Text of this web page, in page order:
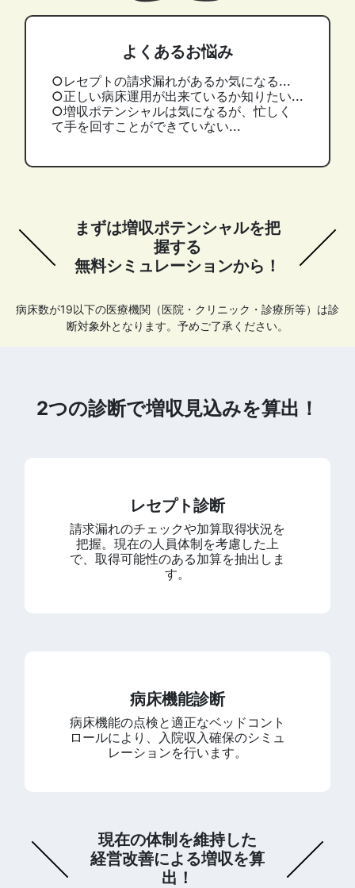
よくあるお悩み
○レセプトの請求漏れがあるか気になる...
○正しい病床運用が出来ているか知りたい...
○増収ポテンシャルは気になるが、忙しく
て手を回すことができていない...
まずは増収ポテンシャルを把
握する
無料シミュレーションから！
病床数が19以下の医療機関（医院・クリニック・診療所等）は診
断対象外となります。予めご了承ください。
2つの診断で増収見込みを算出！
レセプト診断
請求漏れのチェックや加算取得状況を
把握。現在の人員体制を考慮した上
で、取得可能性のある加算を抽出しま
す。
病床機能診断
病床機能の点検と適正なベッドコント
ロールにより、入院収入確保のシミュ
レーションを行います。
現在の体制を維持した
経営改善による増収を算
出！